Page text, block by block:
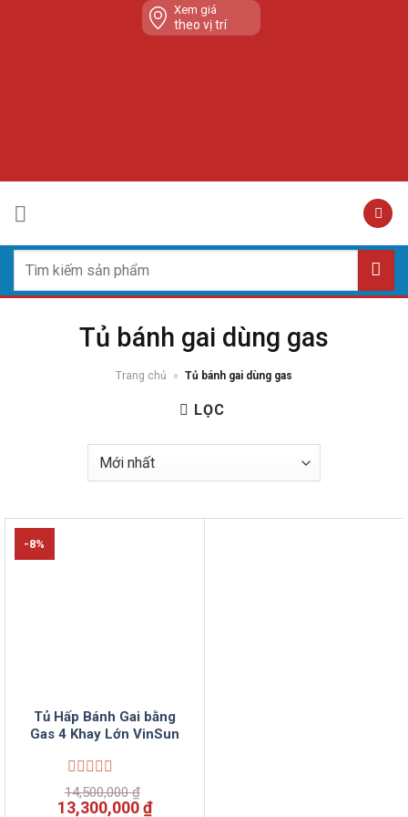
Xem giá
theo vị trí
kiếm:
Tủ bánh gai dùng gas
Trang chủ » Tủ bánh gai dùng gas
LỌC
-8%
Tủ Hấp Bánh Gai bằng
Gas 4 Khay Lớn VinSun
Được
xếp
14,500,000₫
Giá
13,300,000₫Giá